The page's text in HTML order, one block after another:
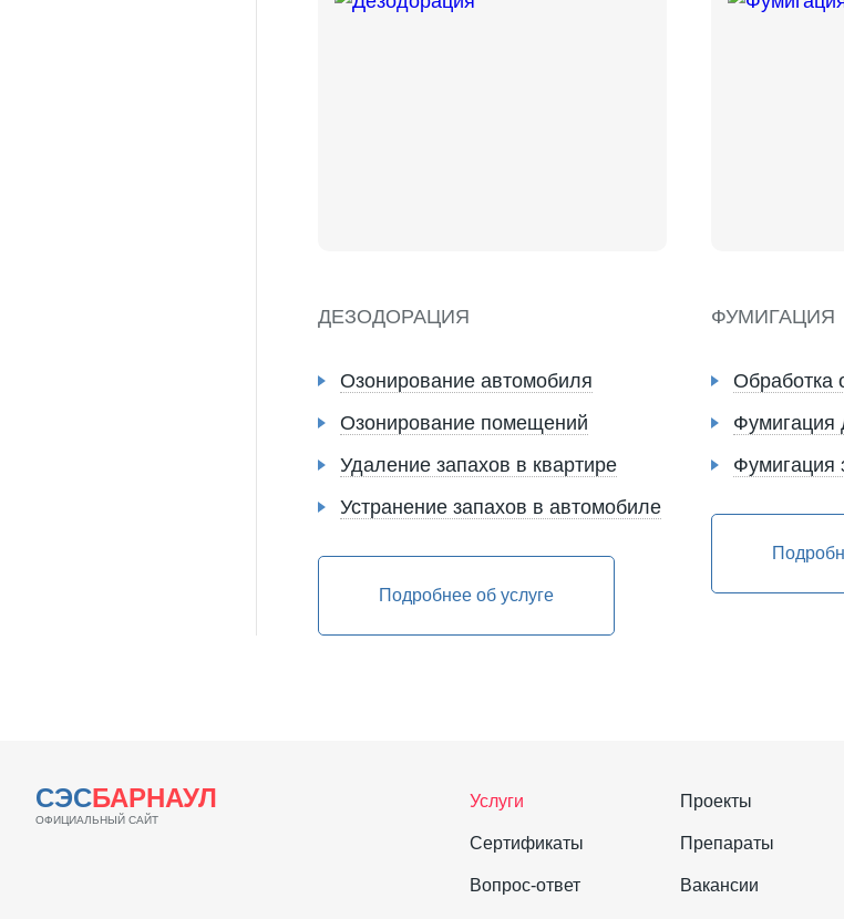
ДЕЗОДОРАЦИЯ
Озонирование автомобиля
Озонирование помещений
Удаление запахов в квартире
Устранение запахов в автомобиле
Подробнее об услуге
ФУМИГАЦИЯ
Обработка
Фумигация
Фумигация
СЭСБАРНАУЛ
ОФИЦИАЛЬНЫЙ САЙТ
Услуги Проекты
Сертификаты Препараты
Вопрос-ответ Вакансии